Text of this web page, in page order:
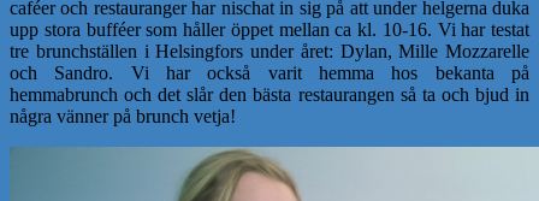
caféer och restauranger har nischat in sig på att under helgerna duka
upp stora bufféer som håller öppet mellan ca kl. 10-16. Vi har testat
tre brunchställen i Helsingfors under året: Dylan, Mille Mozzarelle
och Sandro. Vi har också varit hemma hos bekanta på
hemmabrunch och det slår den bästa restaurangen så ta och bjud in
några vänner på brunch vetja!